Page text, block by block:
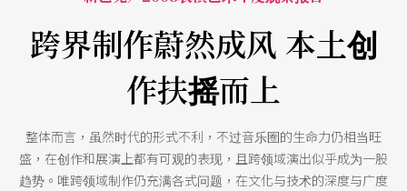
跨界制作蔚然成风 本土创
作扶摇而上
整体而言，虽然时代的形式不利，不过音乐圈的生命力仍相当旺
盛，在创作和展演上都有可观的表现，且跨领域演出似乎成为一股
趋势。唯跨领域制作仍充满各式问题，在文化与技术的深度与广度